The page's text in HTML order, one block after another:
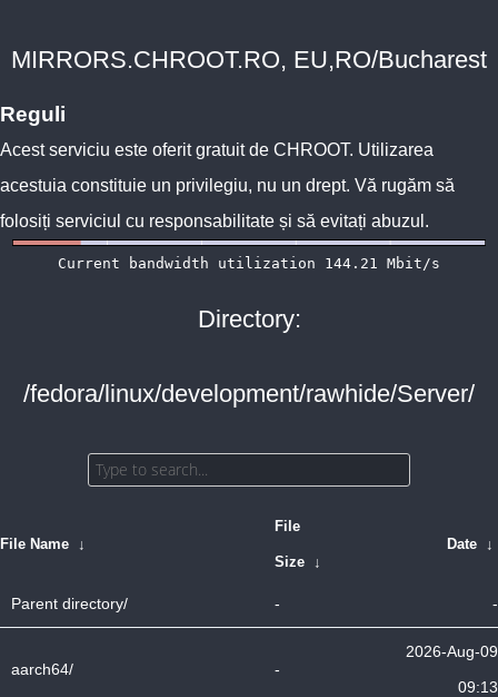
MIRRORS.CHROOT.RO, EU,RO/Bucharest
Reguli
Acest serviciu este oferit gratuit de CHROOT. Utilizarea
acestuia constituie un privilegiu, nu un drept. Vă rugăm să
folosiți serviciul cu responsabilitate și să evitați abuzul.
Directory:
/fedora/linux/development/rawhide/Server/
File Name ↓
File
Size ↓
Date ↓
Parent directory/ - -
aarch64/ -
2026-Aug-09
09:13